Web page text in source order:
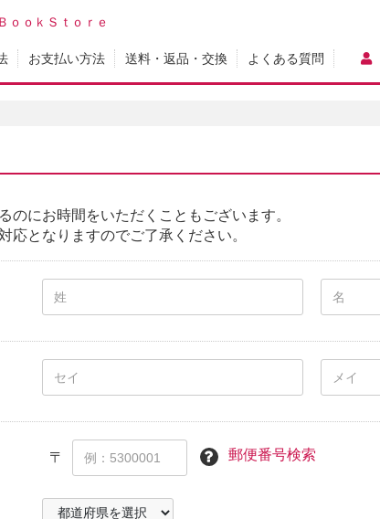
ｏｏｋＳｔｏｒｅ
お支払い方法 送料・返品・交換 よくある質問
のにお時間をいただくこともございます。
応となりますのでご了承ください。
〒 郵便番号検索